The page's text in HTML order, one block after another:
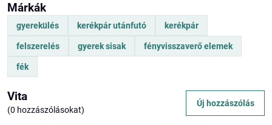
Márkák
gyerekülés kerékpár utánfutó kerékpár
felszerelés gyerek sisak fényvisszaverő elemek
fék
Vita
(0 hozzászólásokat)
Új hozzászólás